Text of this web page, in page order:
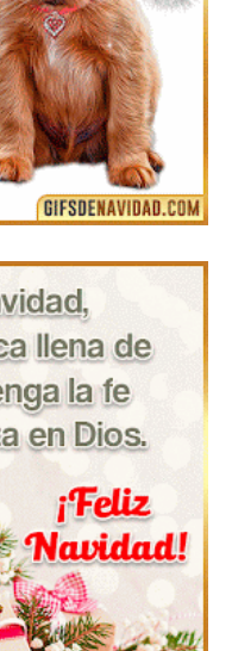
de feliz navidad